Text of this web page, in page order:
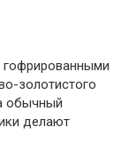
золотистого
обычный
делают